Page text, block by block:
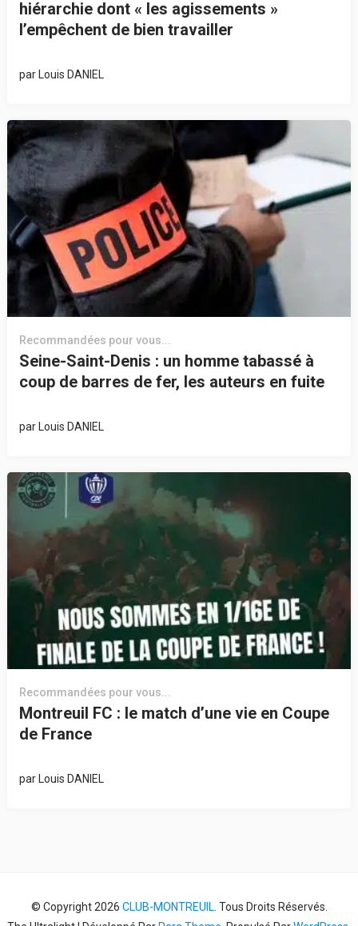
hiérarchie dont « les agissements »
l’empêchent de bien travailler
par Louis DANIEL
Recommandées pour vous...
Seine-Saint-Denis : un homme tabassé à
coup de barres de fer, les auteurs en fuite
par Louis DANIEL
Recommandées pour vous...
Montreuil FC : le match d’une vie en Coupe
de France
par Louis DANIEL
© Copyright 2026 CLUB-MONTREUIL . Tous Droits Réservés.